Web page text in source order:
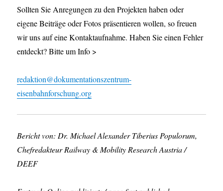
Sollten Sie Anregungen zu den Projekten haben oder
eigene Beiträge oder Fotos präsentieren wollen, so freuen
wir uns auf eine Kontaktaufnahme. Haben Sie einen Fehler
entdeckt? Bitte um Info >
redaktion@dokumentationszentrum-
eisenbahnforschung.org
Bericht von: Dr. Michael Alexander Tiberius Populorum,
Chefredakteur Railway & Mobility Research Austria /
DEEF